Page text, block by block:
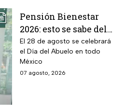
Pensión Bienestar
2026: esto se sabe del
pago por el Día del
Abuelo en agosto
El 28 de agosto se celebrará
el Día del Abuelo en todo
México
07 agosto, 2026